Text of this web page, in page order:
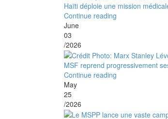
Haïti déploie une mission
Continue reading
June
03
/2026
MSF reprend progressivement
Continue reading
May
25
/2026